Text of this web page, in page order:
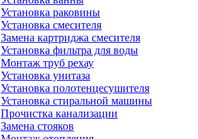
Установка раковины
Установка смесителя
Замена картриджа смесителя
Установка фильтра для воды
Монтаж труб рехау
Установка унитаза
Установка полотенцесушителя
Установка стиральной машины
Прочистка канализации
Замена стояков